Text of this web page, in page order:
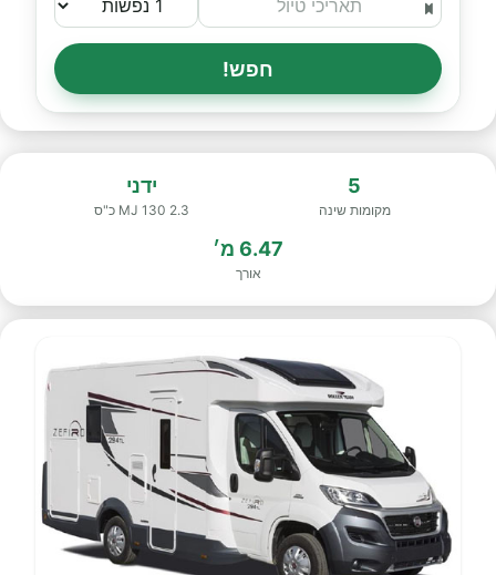
חפש!
5
מקומות שינה
ידני
2.3 MJ 130 כ"ס
6.47 מ׳
אורך